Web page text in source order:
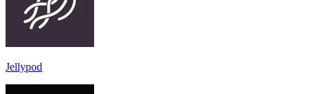
Jellypod